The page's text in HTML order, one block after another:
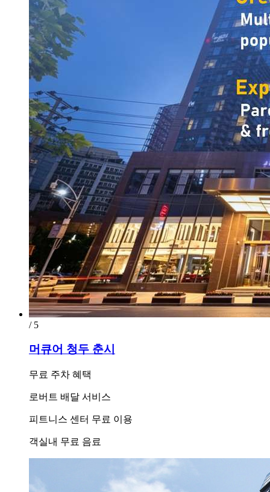
/ 5
머큐어 청두 춘시
무료 주차 혜택
로버트 배달 서비스
피트니스 센터 무료 이용
객실내 무료 음료